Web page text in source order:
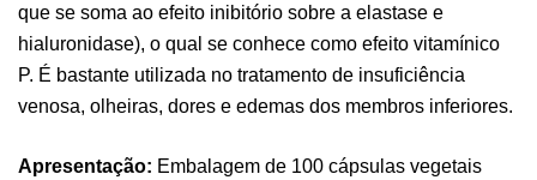
que se soma ao efeito inibitório sobre a elastase e
hialuronidase), o qual se conhece como efeito vitamínico
P. É bastante utilizada no tratamento de insuficiência
venosa, olheiras, dores e edemas dos membros inferiores.
Apresentação: Embalagem de 100 cápsulas vegetais